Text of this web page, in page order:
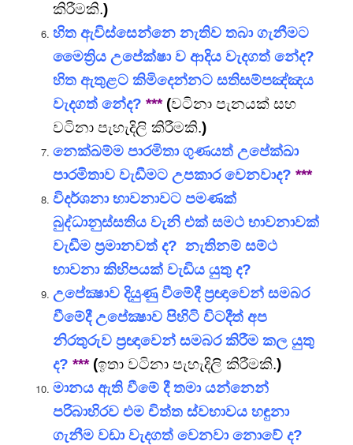
කිරීමකි.)
හිත ඇවිස්සෙන්නෙ නැතිව තබා ගැනීමට
මෛත්‍රිය උපේක්ෂා ව ආදිය වැදගත් නේද?
හිත ඇතුළට කිමිදෙන්නට සතිසම්පඤ්ඤය
වැදගත් නේද? ***(වටිනා පැනයක් සහ
වටිනා පැහැදිලි කිරීමකි.)
නෙක්ඛම්ම පාරමිතා ගුණයත් උපේක්ඛා
පාරමිතාව වැඩීමට උපකාර වෙනවාද? ***
විදර්ශනා භාවනාවට පමණක්
බුද්ධානුස්සතිය වැනි එක් සමථ භාවනාවක්
වැඩීම ප්‍රමානවත් ද? නැතිනම් සම්ථ
භාවනා කිහිපයක් වැඩිය යුතු ද?
උපේක්‍ෂාව දියුණු වීමේදී ප්‍රඥාවෙන් සමබර
වීමේදී උපේක්‍ෂාව පිහිටි විටදීත් අප
නිරතුරුව ප්‍රඥාවෙන් සමබර කිරීම කල යුතු
ද? ***(ඉතා වටිනා පැහැදිලි කිරීමකි.)
මානය ඇති වීමේ දී තමා යන්නෙන්
පරිබාහිරව එම චිත්ත ස්වභාවය හඳුනා
ගැනීම වඩා වැදගත් වෙනවා නොවේ ද?